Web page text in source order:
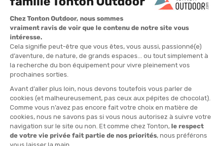
L
QUANTITÉ
EN STOCK !
Expédié en 24h
LIVRAISON OFFERTE
Dès 30 € d'achat
CASHBACK
Gagnez 10,05 €avec cet
achat !